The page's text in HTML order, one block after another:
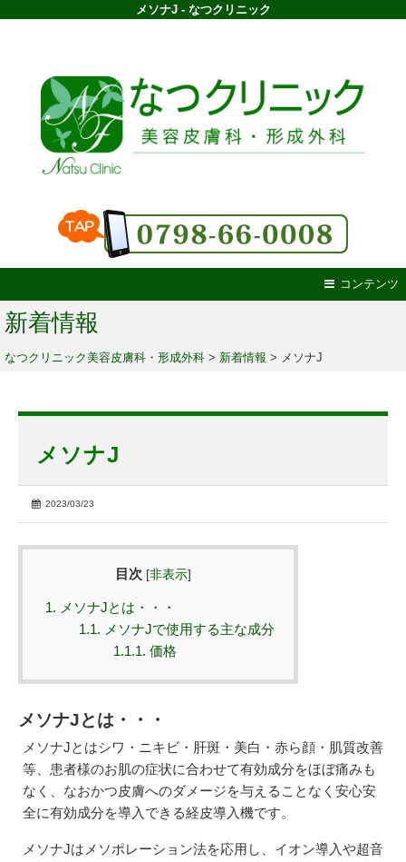
メソナJ - なつクリニック
コンテンツ
新着情報
なつクリニック美容皮膚科・形成外科 > 新着情報 > メソナJ
メソナJ
2023/03/23
目次 [非表示]
1. メソナJとは・・・
1.1. メソナJで使用する主な成分
1.1.1. 価格
メソナJとは・・・
メソナJとはシワ・ニキビ・肝斑・美白・赤ら顔・肌質改善
等、患者様のお肌の症状に合わせて有効成分をほぼ痛みも
なく、なおかつ皮膚へのダメージを与えることなく安心安
全に有効成分を導入できる経皮導入機です。
メソナJはメソポレーション法を応用し、イオン導入や超音